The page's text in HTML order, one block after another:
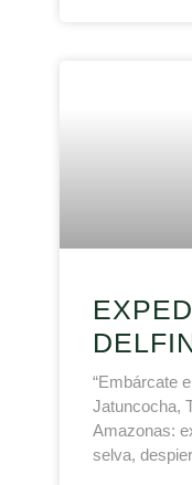
“Embárcate
Jatuncocha,
Amazonas:
selva,